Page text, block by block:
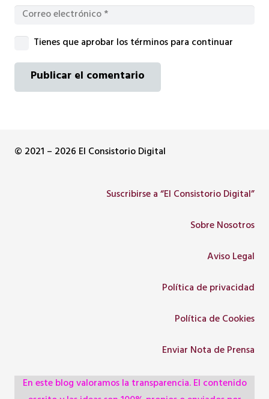
Tienes que aprobar los términos para continuar
Publicar el comentario
© 2021 – 2026 El Consistorio Digital
Suscribirse a “El Consistorio Digital”
Sobre Nosotros
Aviso Legal
Política de privacidad
Política de Cookies
Enviar Nota de Prensa
En este blog valoramos la transparencia. El contenido